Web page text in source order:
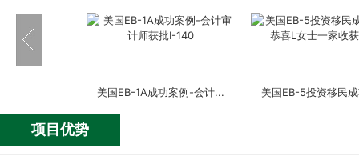
美国EB-1A成功案例-会计... 美国EB-5投资移民
项目优势